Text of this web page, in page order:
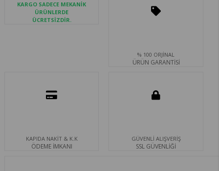
KARGO SADECE MEKANİK
ÜRÜNLERDE
ÜCRETSİZDİR.
% 100 ORJİNAL
ÜRÜN GARANTİSİ
KAPIDA NAKİT & K.K
ÖDEME İMKANI
GÜVENLİ ALIŞVERİŞ
SSL GÜVENLİĞİ